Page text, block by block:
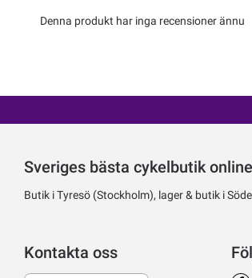
Denna produkt har inga recensioner ännu
Sveriges bästa cykelbutik
Butik i Tyresö (Stockholm), lager & butik i
Kontakta oss